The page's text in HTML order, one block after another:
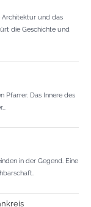
Architektur und das
die Geschichte und
Pfarrer. Das Innere des
in der Gegend. Eine